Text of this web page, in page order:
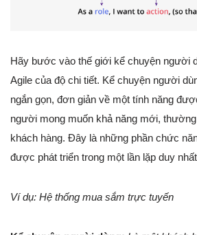
Hãy bước vào thế giới kể chuyện người
Agile của độ chi tiết. Kể chuyện người
ngắn gọn, đơn giản về một tính năng
người mong muốn khả năng mới,
khách hàng. Đây là những phần chức
được phát triển trong một lần lặp duy
Ví dụ: Hệ thống mua sắm trực tuyến